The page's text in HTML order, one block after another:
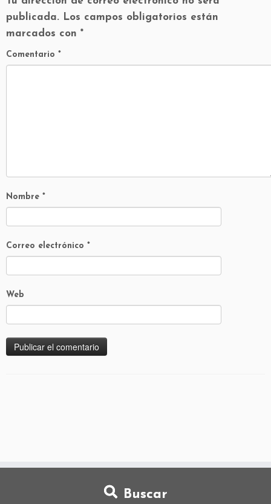
publicada. Los campos obligatorios están
marcados con *
Comentario *
Nombre *
Correo electrónico *
Web
Buscar